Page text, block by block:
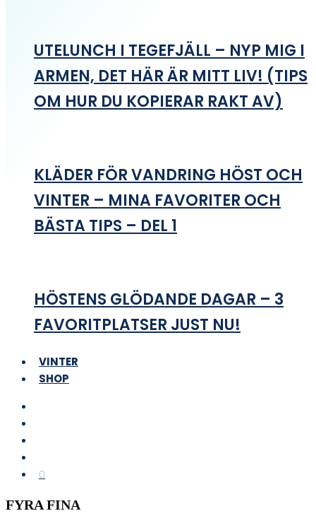
UTELUNCH I TEGEFJÄLL – NYP MIG I
ARMEN, DET HÄR ÄR MITT LIV! (TIPS
OM HUR DU KOPIERAR RAKT AV)
KLÄDER FÖR VANDRING HÖST OCH
VINTER – MINA FAVORITER OCH
BÄSTA TIPS – DEL 1
HÖSTENS GLÖDANDE DAGAR – 3
FAVORITPLATSER JUST NU!
VINTER
SHOP
0
FYRA FINA